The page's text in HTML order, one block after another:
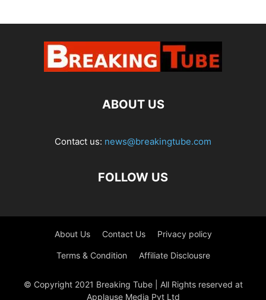
ABOUT US
Contact us: news@breakingtube.com
FOLLOW US
About Us Contact Us Privacy policy
Terms & Condition Affiliate Disclousre
© Copyright 2021 Breaking Tube | All Rights reserved at
Applause Media Pvt Ltd